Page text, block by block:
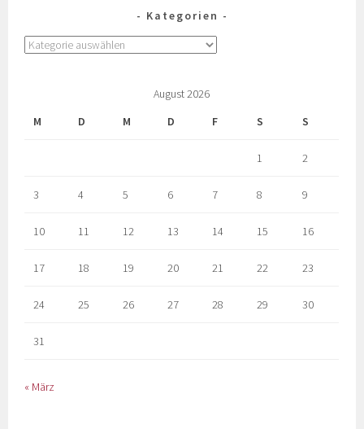
Kategorien
August 2026
M
D M D F S S
1 2
3 4 5 6 7 8 9
10 11 12 13 14 15 16
17 18 19 20 21 22 23
24 25 26 27 28 29 30
31
« März